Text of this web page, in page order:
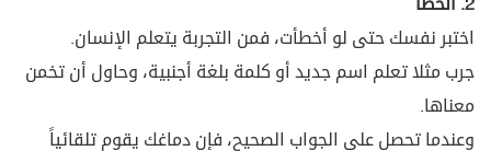
2. الخطأ
اختبر نفسك حتى لو أخطأت، فمن التجربة يتعلم الإنسان.
جرب مثلا تعلم اسم جديد أو كلمة بلغة أجنبية، وحاول أن تخمن
معناها.
وعندما تحصل على الجواب الصحيح، فإن دماغك يقوم تلقائياً